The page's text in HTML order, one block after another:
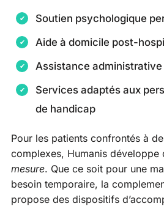
Soutien psychologique
Aide à domicile post-
Assistance
Services adaptés aux
de handicap
Pour les patients confrontés à
complexes, Humanis développe
mesure. Que ce soit pour une
besoin temporaire, la
propose des dispositifs